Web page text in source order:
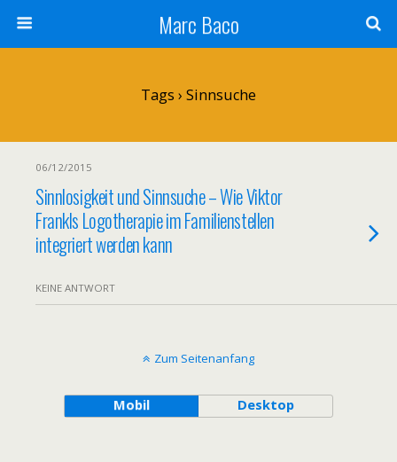
Marc Baco
Tags › Sinnsuche
06/12/2015
Sinnlosigkeit und Sinnsuche – Wie Viktor
Frankls Logotherapie im Familienstellen
integriert werden kann
KEINE ANTWORT
Zum Seitenanfang
Mobil Desktop